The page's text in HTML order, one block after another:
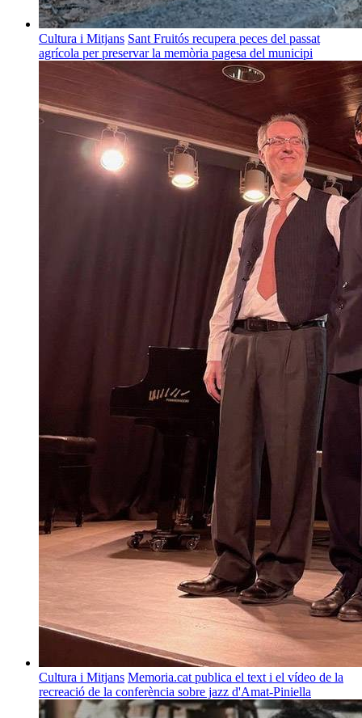
Cultura i Mitjans Sant Fruitós recupera peces del passat
agrícola per preservar la memòria pagesa del municipi
Cultura i Mitjans Memoria.cat publica el text i el vídeo de la
recreació de la conferència sobre jazz d'Amat-Piniella